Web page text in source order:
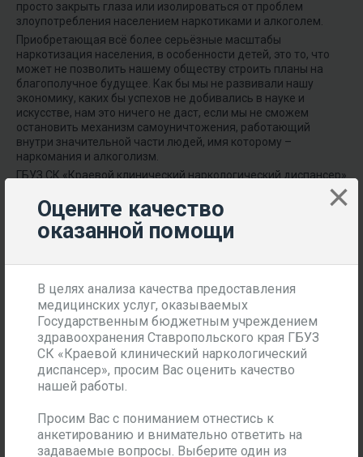
Оцените качество
оказанной помощи
В целях анализа качества предоставления
медицинских услуг, оказываемых
Государственным бюджетным учреждением
здравоохранения Ставропольского края ГБУЗ
СК «Краевой клинический наркологический
диспансер», просим Вас оценить качество
нашей работы.
Просим Вас с пониманием отнестись к
анкетированию и внимательно ответить на
задаваемые вопросы. Выберите один из
×
просто закрыть глаза или изолироваться от проблем
злоупотребления населением наркотиками и алкоголем.
Приобретающая всё более серьёзные масштабы
наркотизация населения, в особенности детей, это то, что
может не позволить нашему обществу строить планы на
благополучное будущее. Как бы мы не развивали нашу
экономику, каких бы успехов не добивались в науке и
искусстве, нам это ничего не даст, если мы не сможем
остановить механизм самоуничтожения, работающий
внутри значительной части людей, имя которому –
наркомания и алкоголизм.
ГБУЗ СК «Краевой клинический наркологический диспансер»
СКФО, который решает задачи оказания медицинской
помощи гражданам, страдающим наркологическими
расстройствами.
Читать далее
МЫ В СОЦИАЛЬНЫХ СЕТЯХ: